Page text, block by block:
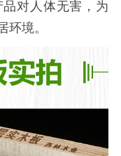
对人体无害，为
环境。